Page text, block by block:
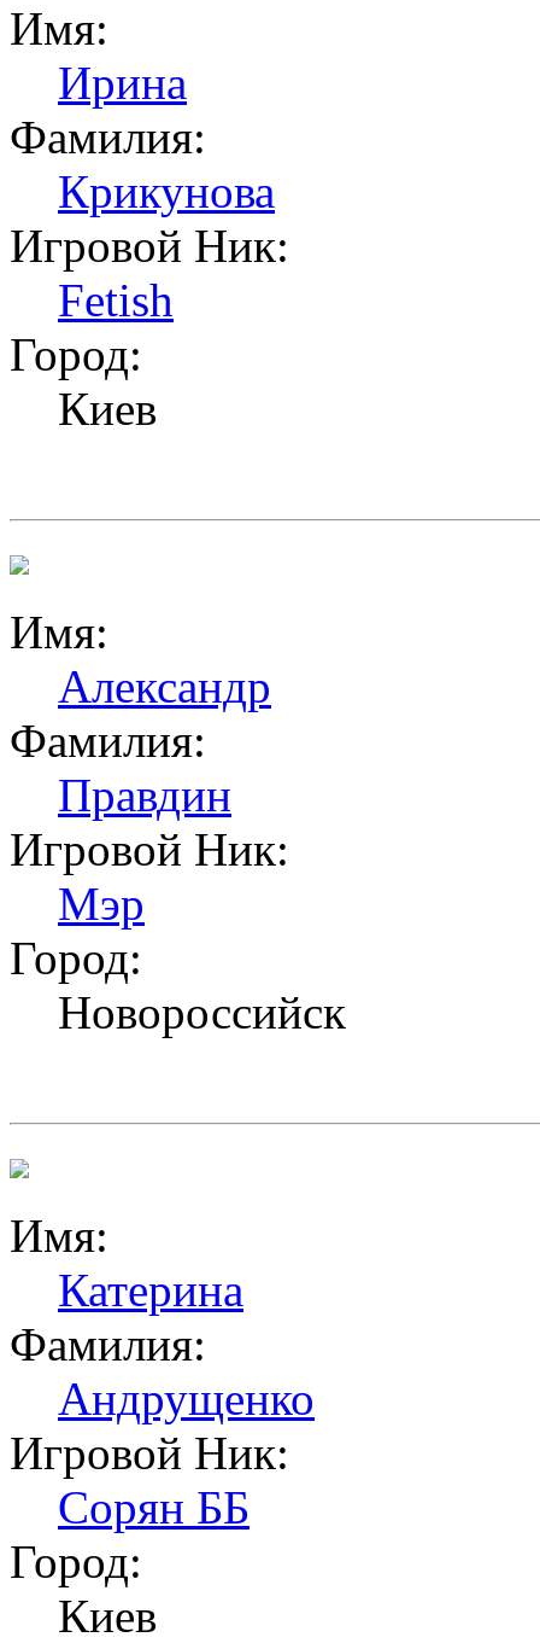
Имя:
Ирина
Фамилия:
Крикунова
Игровой Ник:
Fetish
Город:
Киев
Имя:
Александр
Фамилия:
Правдин
Игровой Ник:
Мэр
Город:
Новороссийск
Имя:
Катерина
Фамилия:
Андрущенко
Игровой Ник:
Сорян ББ
Город:
Киев